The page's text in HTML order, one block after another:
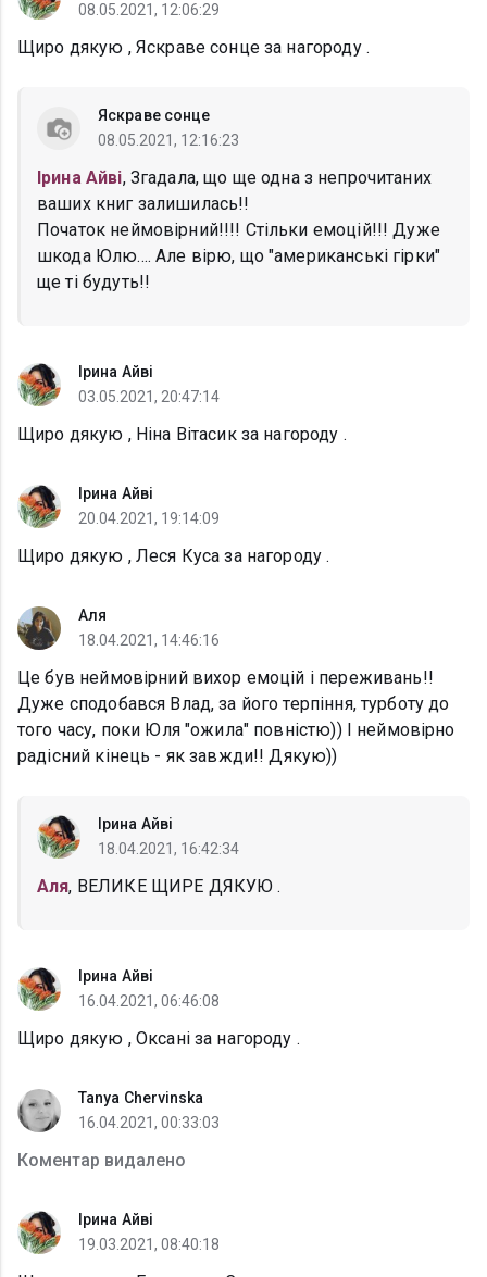
08.05.2021, 12:06:29
Щиро дякую , Яскраве сонце за нагороду .
Яскраве сонце
08.05.2021, 12:16:23
Ірина Айві, Згадала, що ще одна з непрочитаних
ваших книг залишилась!!
Початок неймовірний!!!! Стільки емоцій!!! Дуже
шкода Юлю.... Але вірю, що "американські гірки"
ще ті будуть!!
Ірина Айві
03.05.2021, 20:47:14
Щиро дякую , Ніна Вітасик за нагороду .
Ірина Айві
20.04.2021, 19:14:09
Щиро дякую , Леся Куса за нагороду .
Аля
18.04.2021, 14:46:16
Це був неймовірний вихор емоцій і переживань!!
Дуже сподобався Влад, за його терпіння, турботу до
того часу, поки Юля "ожила" повністю)) І неймовірно
радісний кінець - як завжди!! Дякую))
Ірина Айві
18.04.2021, 16:42:34
Аля, ВЕЛИКЕ ЩИРЕ ДЯКУЮ .
Ірина Айві
16.04.2021, 06:46:08
Щиро дякую , Оксані за нагороду .
Tanya Chervinska
16.04.2021, 00:33:03
Коментар видалено
Ірина Айві
19.03.2021, 08:40:18